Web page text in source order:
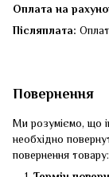
Оплата на
Післяплата:
Повернення
Ми розуміємо, що
необхідно
повернення товару: